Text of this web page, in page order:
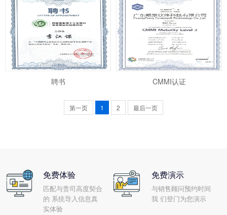
聘书 CMMI认证
第一页 1 2 最后一页
免费体验
匹配与贵司高度契合
的 系统导入信息真
实体验
免费演示
与销售顾问预约时间
我 们登门为您演示